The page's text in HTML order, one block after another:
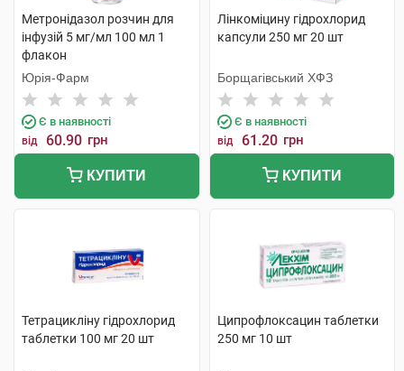
Метронідазол розчин для
інфузій 5 мг/мл 100 мл 1
флакон
Юрія-Фарм
Є в наявності
від 60.90 грн
КУПИТИ
Лінкоміцину гідрохлорид
капсули 250 мг 20 шт
Борщагівський ХФЗ
Є в наявності
від 61.20 грн
КУПИТИ
Тетрацикліну гідрохлорид
таблетки 100 мг 20 шт
Ципрофлоксацин таблетки
250 мг 10 шт